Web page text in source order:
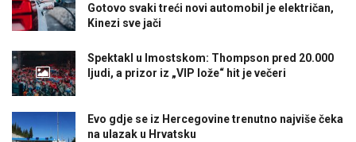
Gotovo svaki treći novi automobil je električan,
Kinezi sve jači
Spektakl u Imostskom: Thompson pred 20.000
ljudi, a prizor iz „VIP lože“ hit je večeri
Evo gdje se iz Hercegovine trenutno najviše čeka
na ulazak u Hrvatsku